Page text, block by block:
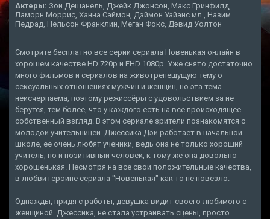
Актеры: Зои Дешанель, Джейк Джонсон, Макс Гринфилд,
Ламорн Моррис, Ханна Саймон, Дэймон Уайанс мл., Назим
Педрад, Нельсон Франклин, Меган Фокс, Дэвид Уолтон
Смотрите бесплатно все серии сериала Новенькая онлайн в
хорошем качестве HD 720p и FHD 1080p. Уже снято достаточно
много фильмов и сериалов на животрепещущую тему о
сексуальных отношениях мужчин и женщин, но эта тема
неисчерпаема, поэтому режиссёры с удовольствием за не
берутся, тем более, что у каждого есть на все происходящее
собственный взгляд. В этом сериале зрители познакомятся с
молодой учительницей. Джессика Дэй работает в начальной
школе, ее очень любят ученики, ведь она не только хороший
учитель, но и позитивный человек, к тому же она довольно
хорошенькая. Несмотря на все свои положительные качества,
в любви героине сериала "Новенькая" как то не повезло.
Однажды, придя с работы, девушка видит своего любимого с
женщиной. Джессика, не стала устраивать сцены, просто